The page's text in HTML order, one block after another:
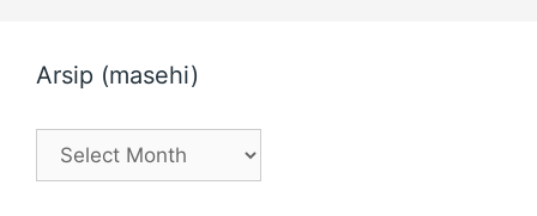
Arsip (masehi)
Arsip
(masehi)